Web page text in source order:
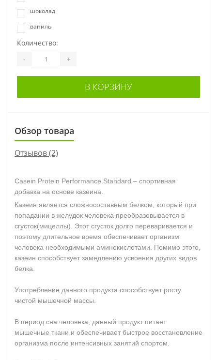
шоколад
ваниль
Количество:
- +
В КОРЗИНУ
Обзор товара
Отзывов (2)
Casein Protein Performance Standard – спортивная
добавка на основе казеина.
Казеин является сложносоставным белком, который при
попадании в желудок человека преобразовывается в
сгусток(мицеллы). Этот сгусток долго переваривается и
поэтому длительное время обеспечивает организм
человека необходимыми аминокислотами. Помимо этого,
казеин способствует замедлению усвоения других видов
белка.
Употребление данного продукта способствует росту
чистой мышечной массы.
В период сна человека, данный продукт питает
мышечные ткани и обеспечивает быстрое восстановление
организма после интенсивных занятий спортом.